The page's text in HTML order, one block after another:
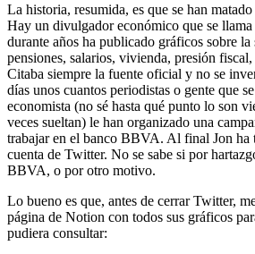
La historia, resumida, es que se han
Hay un divulgador económico que se llama
durante años ha publicado gráficos sobre la
pensiones, salarios, vivienda, presión
Citaba siempre la fuente oficial y no se
días unos cuantos periodistas o gente que
economista (no sé hasta qué punto lo son
veces sueltan) le han organizado una
trabajar en el banco BBVA. Al final Jon ha
cuenta de Twitter. No se sabe si por
BBVA, o por otro motivo.
Lo bueno es que, antes de cerrar Twitter,
página de Notion con todos sus gráficos
pudiera consultar: